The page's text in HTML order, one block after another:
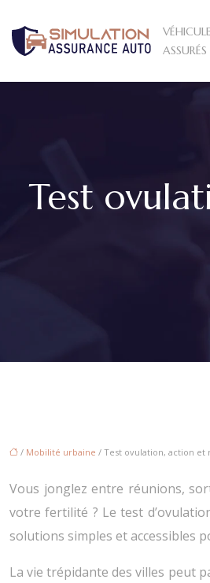
ASSURÉS
Test
/ Mobilité urbaine / Test ovulation, action
Vous jonglez entre réunions,
votre fertilité ? Le test
solutions simples et accessibles
La vie trépidante des villes peut